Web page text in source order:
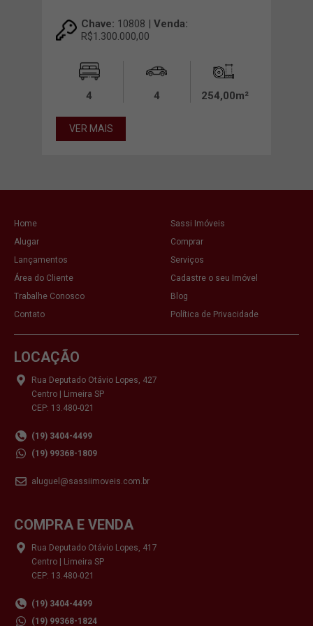
Chave: 10808 | Venda:
R$1.300.000,00
4 4 254,00m²
VER MAIS
Home
Sassi Imóveis
Alugar
Comprar
Lançamentos
Serviços
Área do Cliente
Cadastre o seu Imóvel
Trabalhe Conosco
Blog
Contato
Política de Privacidade
LOCAÇÃO
Rua Deputado Otávio Lopes, 427
Centro | Limeira SP
CEP: 13.480-021
(19) 3404-4499
(19) 99368-1809
aluguel@sassiimoveis.com.br
COMPRA E VENDA
Rua Deputado Otávio Lopes, 417
Centro | Limeira SP
CEP: 13.480-021
(19) 3404-4499
(19) 99368-1824